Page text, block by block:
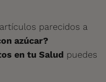
parecidos a
azúcar?
en tu Salud puedes